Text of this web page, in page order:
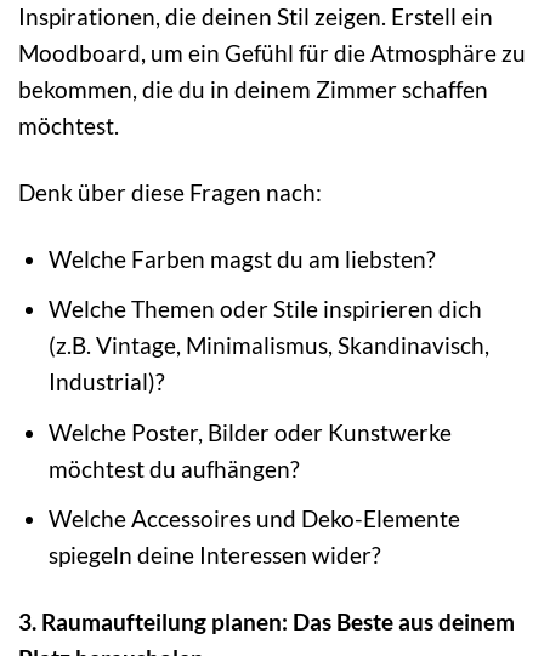
Inspirationen, die deinen Stil zeigen. Erstell ein
Moodboard, um ein Gefühl für die Atmosphäre zu
bekommen, die du in deinem Zimmer schaffen
möchtest.
Denk über diese Fragen nach:
Welche Farben magst du am liebsten?
Welche Themen oder Stile inspirieren dich
(z.B. Vintage, Minimalismus, Skandinavisch,
Industrial)?
Welche Poster, Bilder oder Kunstwerke
möchtest du aufhängen?
Welche Accessoires und Deko-Elemente
spiegeln deine Interessen wider?
3. Raumaufteilung planen: Das Beste aus deinem